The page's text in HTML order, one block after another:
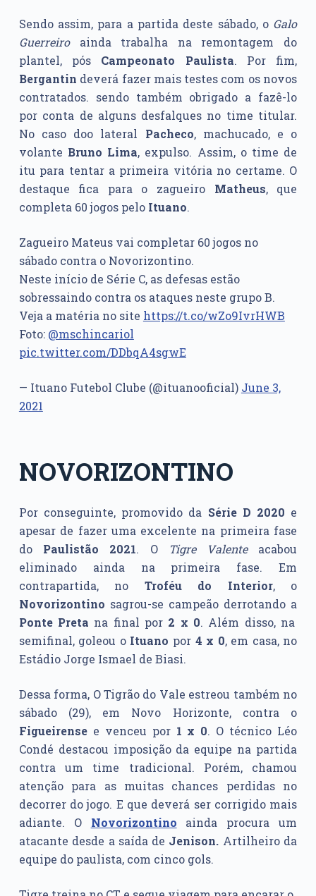
Sendo assim, para a partida deste sábado, o Galo
Guerreiroainda trabalha na remontagem do
plantel, pós Campeonato Paulista. Por fim,
Bergantin deverá fazer mais testes com os novos
contratados. sendo também obrigado a fazê-lo
por conta de alguns desfalques no time titular.
No caso doo lateral Pacheco, machucado, e o
volante Bruno Lima, expulso. Assim, o time de
itu para tentar a primeira vitória no certame. O
destaque fica para o zagueiro Matheus, que
completa 60 jogos pelo Ituano.
Zagueiro Mateus vai completar 60 jogos no
sábado contra o Novorizontino.
Neste início de Série C, as defesas estão
sobressaindo contra os ataques neste grupo B.
Veja a matéria no site https://t.co/wZo9IvrHWB
Foto: @mschincariol
pic.twitter.com/DDbqA4sgwE
— Ituano Futebol Clube (@ituanooficial) June 3,
2021
NOVORIZONTINO
Por conseguinte, promovido da Série D 2020 e
apesar de fazer uma excelente na primeira fase
do Paulistão 2021. O Tigre Valente acabou
eliminado ainda na primeira fase. Em
contrapartida, no Troféu do Interior, o
Novorizontino sagrou-se campeão derrotando a
Ponte Preta na final por 2 x 0. Além disso, na
semifinal, goleou o Ituano por 4 x 0, em casa, no
Estádio Jorge Ismael de Biasi.
Dessa forma, O Tigrão do Vale estreou também no
sábado (29), em Novo Horizonte, contra o
Figueirensee venceu por 1 x 0. O técnico Léo
Condé destacou imposição da equipe na partida
contra um time tradicional. Porém, chamou
atenção para as muitas chances perdidas no
decorrer do jogo. E que deverá ser corrigido mais
adiante. O Novorizontino ainda procura um
atacante desde a saída de Jenison. Artilheiro da
equipe do paulista, com cinco gols.